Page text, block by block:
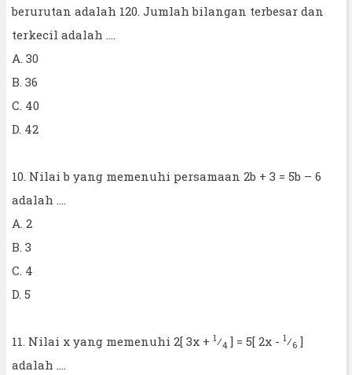
berurutan adalah 120. Jumlah bilangan terbesar dan
terkecil adalah ....
A. 30
B. 36
C. 40
D. 42
10. Nilai b yang memenuhi persamaan 2b + 3 = 5b – 6
adalah ....
A. 2
B. 3
C. 4
D. 5
11. Nilai x yang memenuhi 2[ 3x + 1⁄4 ] = 5[ 2x - 1⁄6 ]
adalah ....